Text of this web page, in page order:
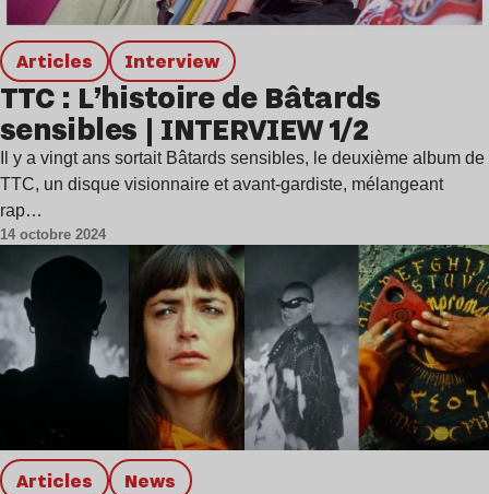
Articles interview
TTC : L’histoire de Bâtards
sensibles | INTERVIEW 1/2
Il y a vingt ans sortait Bâtards sensibles, le deuxième album de
TTC, un disque visionnaire et avant-gardiste, mélangeant
rap…
14 octobre 2024
Articles news